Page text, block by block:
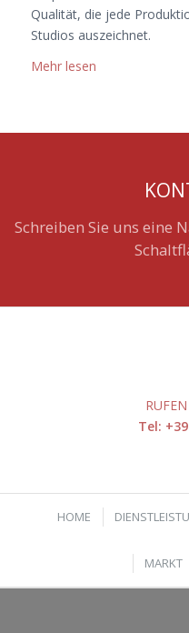
Qualität, die jede
Studios auszeichnet.
Mehr lesen
Schreiben Sie uns eine
Tel:
HOME
MARKT